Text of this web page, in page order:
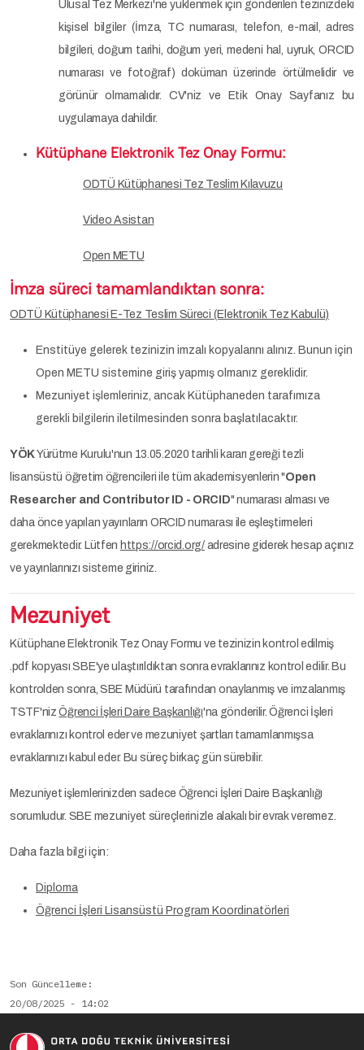
Ulusal Tez Merkezi'ne yüklenmek için gönderilen tezinizdeki
kişisel bilgiler (İmza, TC numarası, telefon, e-mail, adres
bilgileri, doğum tarihi, doğum yeri, medeni hal, uyruk, ORCID
numarası ve fotoğraf) doküman üzerinde örtülmelidir ve
görünür olmamalıdır. CV'niz ve Etik Onay Sayfanız bu
uygulamaya dahildir.
Kütüphane Elektronik Tez Onay Formu:
ODTÜ Kütüphanesi Tez Teslim Kılavuzu
Video Asistan
Open METU
İmza süreci tamamlandıktan sonra:
ODTÜ Kütüphanesi E-Tez Teslim Süreci (Elektronik Tez Kabulü)
Enstitüye gelerek tezinizin imzalı kopyalarını alınız. Bunun için
Open METU sistemine giriş yapmış olmanız gereklidir.
Mezuniyet işlemleriniz, ancak Kütüphaneden tarafımıza
gerekli bilgilerin iletilmesinden sonra başlatılacaktır.
YÖKYürütme Kurulu'nun 13.05.2020 tarihli kararı gereği tezli
lisansüstü öğretim öğrencileri ile tüm akademisyenlerin "Open
Researcher and Contributor ID - ORCID" numarası alması ve
daha önce yapılan yayınların ORCID numarası ile eşleştirmeleri
gerekmektedir. Lütfen https://orcid.org/adresine giderek hesap açınız
ve yayınlarınızı sisteme giriniz.
Mezuniyet
Kütüphane Elektronik Tez Onay Formu ve tezinizin kontrol edilmiş
.pdf kopyası SBE'ye ulaştırıldıktan sonra evraklarınız kontrol edilir. Bu
kontrolden sonra, SBE Müdürü tarafından onaylanmış ve imzalanmış
TSTF'nizÖğrenci İşleri Daire Başkanlığı'na gönderilir. Öğrenci İşleri
evraklarınızı kontrol eder ve mezuniyet şartları tamamlanmışsa
evraklarınızı kabul eder. Bu süreç birkaç gün sürebilir.
Mezuniyet işlemlerinizden sadece Öğrenci İşleri Daire Başkanlığı
sorumludur. SBE mezuniyet süreçlerinizle alakalı bir evrak veremez.
Daha fazla bilgi için:
Diploma
Öğrenci İşleri Lisansüstü Program Koordinatörleri
Son Güncelleme
20/08/2025 - 14:02